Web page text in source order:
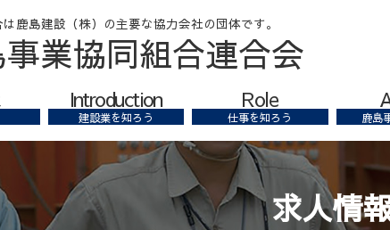
業協同組合連合会
Introduction
建設業を知ろう
Role
仕事を知ろう 鹿島
求人情